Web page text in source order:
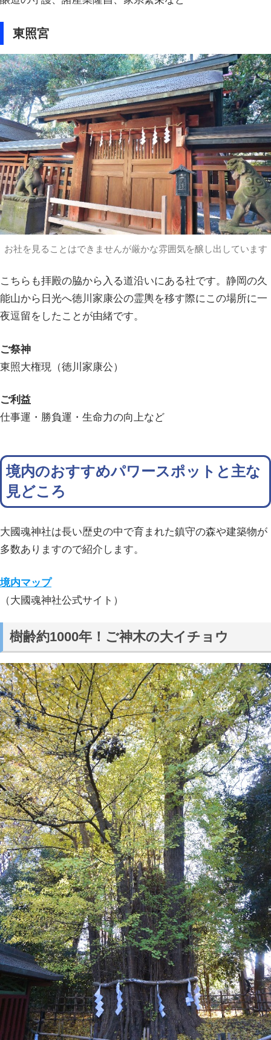
東照宮
お社を見ることはできませんが厳かな雰囲気を醸し出しています
こちらも拝殿の脇から入る道沿いにある社です。静岡の久
能山から日光へ徳川家康公の霊輿を移す際にこの場所に一
夜逗留をしたことが由緒です。
ご祭神
東照大権現（徳川家康公）
ご利益
仕事運・勝負運・生命力の向上など
境内のおすすめパワースポットと主な
見どころ
大國魂神社は長い歴史の中で育まれた鎮守の森や建築物が
多数ありますので紹介します。
境内マップ
（大國魂神社公式サイト）
樹齢約1000年！ご神木の大イチョウ